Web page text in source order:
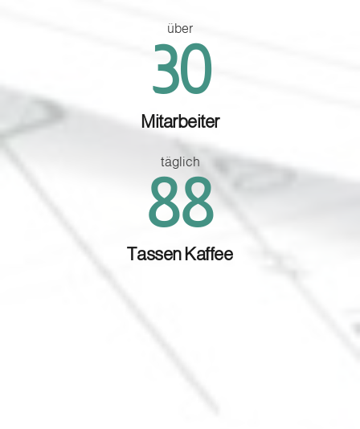
über
35
Mitarbeiter
täglich
102
Tassen Kaffee